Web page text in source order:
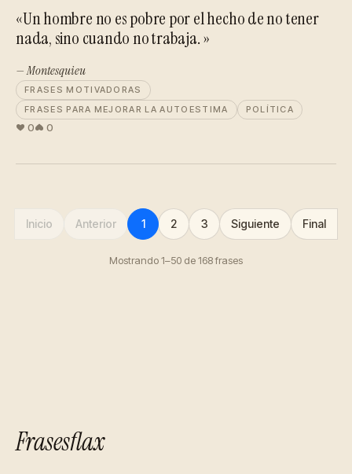
«Un hombre no es pobre por el hecho de no tener
nada, sino cuando no trabaja. »
— Montesquieu
FRASES MOTIVADORAS
FRASES PARA MEJORAR LA AUTOESTIMA
POLÍTICA
0 0
Inicio Anterior 1 2 3 Siguiente Final
Mostrando 1–50 de 168 frases
Frasesflax